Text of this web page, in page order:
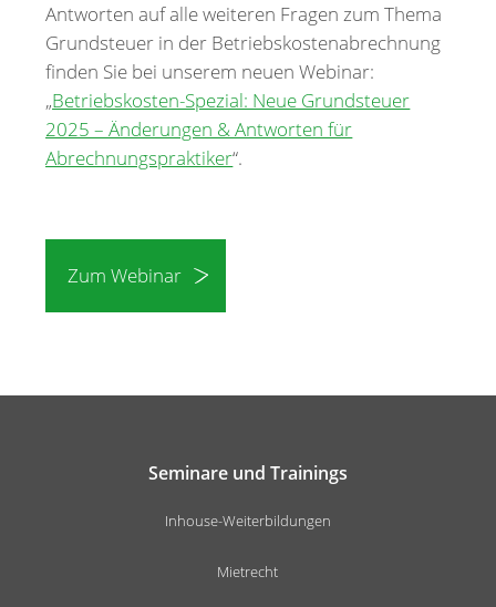
Antworten auf alle weiteren Fragen zum Thema
Grundsteuer in der Betriebskostenabrechnung
finden Sie bei unserem neuen Webinar:
„Betriebskosten-Spezial: Neue Grundsteuer
2025 – Änderungen & Antworten für
Abrechnungspraktiker“.
Zum Webinar
Seminare und Trainings
Inhouse-Weiterbildungen
Mietrecht